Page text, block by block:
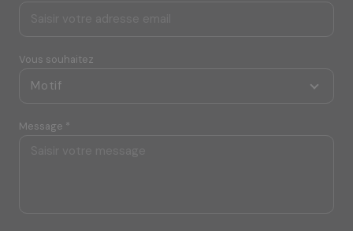
Vous souhaitez
Motif
Message *